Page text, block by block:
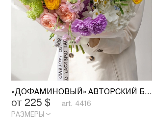
«ДОФАМИНОВЫЙ» АВТОРСКИЙ БУКЕТ
от 225 $ art. 4416
РАЗМЕРЫ